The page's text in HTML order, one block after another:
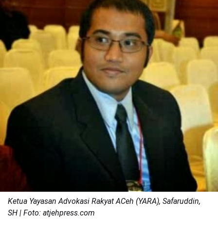
Ketua Yayasan Advokasi Rakyat ACeh (YARA), Safaruddin,
SH | Foto: atjehpress.com